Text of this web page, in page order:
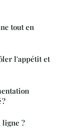
tout en
l'appétit et
ligne ?